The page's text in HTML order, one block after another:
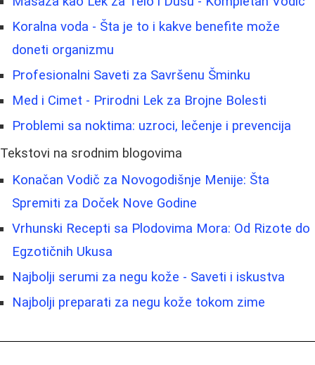
Koralna voda - Šta je to i kakve benefite može
doneti organizmu
Profesionalni Saveti za Savršenu Šminku
Med i Cimet - Prirodni Lek za Brojne Bolesti
Problemi sa noktima: uzroci, lečenje i prevencija
Tekstovi na srodnim blogovima
Konačan Vodič za Novogodišnje Menije: Šta
Spremiti za Doček Nove Godine
Vrhunski Recepti sa Plodovima Mora: Od Rizote do
Egzotičnih Ukusa
Najbolji serumi za negu kože - Saveti i iskustva
Najbolji preparati za negu kože tokom zime